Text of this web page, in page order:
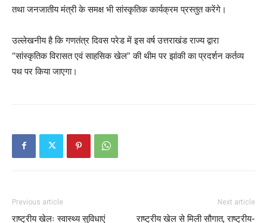
तथा जनजातीय मंत्री के समक्ष भी सांस्कृतिक कार्यक्रम प्रस्तुत करेंगे।
उल्लेखनीय है कि गणतंत्र दिवस परेड में इस वर्ष उत्तराखंड राज्य द्वारा
“सांस्कृतिक विरासत एवं साहसिक खेल” की थीम पर झांकी का प्रदर्शन कर्तव्य
पथ पर किया जाएगा।
Previous article
राष्ट्रीय खेलः स्वास्थ्य सुविधाएं
Next article
राष्ट्रीय खेल से मिली सौगात, राष्ट्रीय-